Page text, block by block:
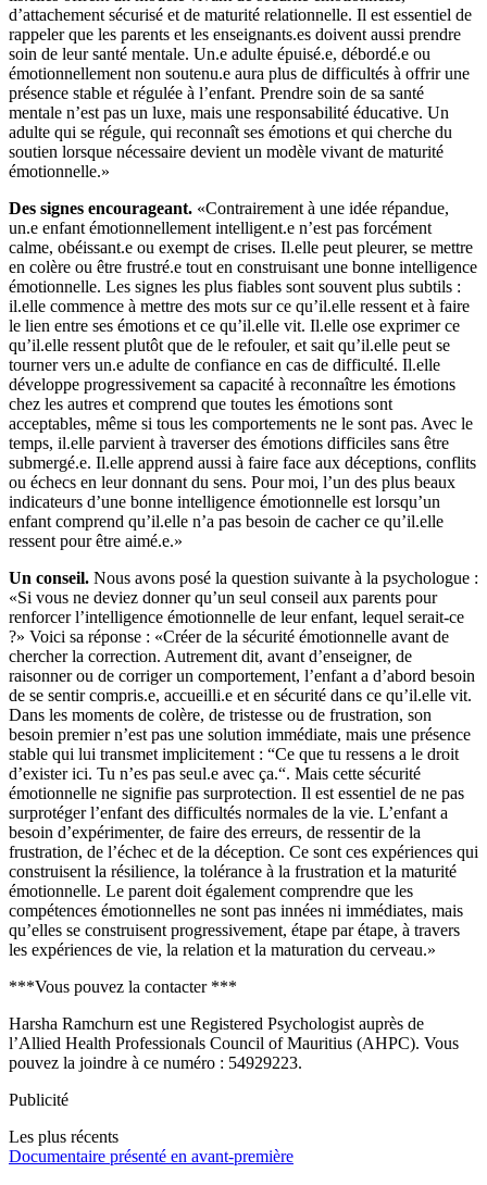
d’attachement sécurisé et de maturité relationnelle. Il est essentiel de
rappeler que les parents et les enseignants.es doivent aussi prendre
soin de leur santé mentale. Un.e adulte épuisé.e, débordé.e ou
émotionnellement non soutenu.e aura plus de difficultés à offrir une
présence stable et régulée à l’enfant. Prendre soin de sa santé
mentale n’est pas un luxe, mais une responsabilité éducative. Un
adulte qui se régule, qui reconnaît ses émotions et qui cherche du
soutien lorsque nécessaire devient un modèle vivant de maturité
émotionnelle.»
Des signes encourageant. «Contrairement à une idée répandue,
un.e enfant émotionnellement intelligent.e n’est pas forcément
calme, obéissant.e ou exempt de crises. Il.elle peut pleurer, se mettre
en colère ou être frustré.e tout en construisant une bonne intelligence
émotionnelle. Les signes les plus fiables sont souvent plus subtils :
il.elle commence à mettre des mots sur ce qu’il.elle ressent et à faire
le lien entre ses émotions et ce qu’il.elle vit. Il.elle ose exprimer ce
qu’il.elle ressent plutôt que de le refouler, et sait qu’il.elle peut se
tourner vers un.e adulte de confiance en cas de difficulté. Il.elle
développe progressivement sa capacité à reconnaître les émotions
chez les autres et comprend que toutes les émotions sont
acceptables, même si tous les comportements ne le sont pas. Avec le
temps, il.elle parvient à traverser des émotions difficiles sans être
submergé.e. Il.elle apprend aussi à faire face aux déceptions, conflits
ou échecs en leur donnant du sens. Pour moi, l’un des plus beaux
indicateurs d’une bonne intelligence émotionnelle est lorsqu’un
enfant comprend qu’il.elle n’a pas besoin de cacher ce qu’il.elle
ressent pour être aimé.e.»
Un conseil. Nous avons posé la question suivante à la psychologue :
«Si vous ne deviez donner qu’un seul conseil aux parents pour
renforcer l’intelligence émotionnelle de leur enfant, lequel serait-ce
?» Voici sa réponse : «Créer de la sécurité émotionnelle avant de
chercher la correction. Autrement dit, avant d’enseigner, de
raisonner ou de corriger un comportement, l’enfant a d’abord besoin
de se sentir compris.e, accueilli.e et en sécurité dans ce qu’il.elle vit.
Dans les moments de colère, de tristesse ou de frustration, son
besoin premier n’est pas une solution immédiate, mais une présence
stable qui lui transmet implicitement : “Ce que tu ressens a le droit
d’exister ici. Tu n’es pas seul.e avec ça.“. Mais cette sécurité
émotionnelle ne signifie pas surprotection. Il est essentiel de ne pas
surprotéger l’enfant des difficultés normales de la vie. L’enfant a
besoin d’expérimenter, de faire des erreurs, de ressentir de la
frustration, de l’échec et de la déception. Ce sont ces expériences qui
construisent la résilience, la tolérance à la frustration et la maturité
émotionnelle. Le parent doit également comprendre que les
compétences émotionnelles ne sont pas innées ni immédiates, mais
qu’elles se construisent progressivement, étape par étape, à travers
les expériences de vie, la relation et la maturation du cerveau.»
***Vous pouvez la contacter ***
Harsha Ramchurn est une Registered Psychologist auprès de
l’Allied Health Professionals Council of Mauritius (AHPC). Vous
pouvez la joindre à ce numéro : 54929223.
Publicité
Les plus récents
Documentaire présenté en avant-première